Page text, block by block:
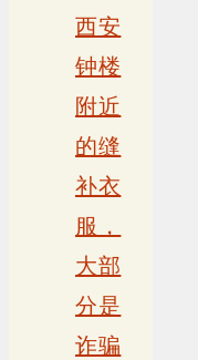
西安
钟楼
附近
的缝
补衣
服，
大部
分是
诈骗